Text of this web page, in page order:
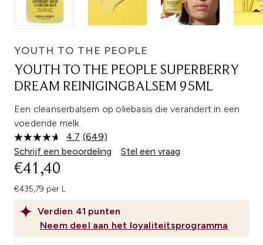
YOUTH TO THE PEOPLE
YOUTH TO THE PEOPLE SUPERBERRY
DREAM REINIGINGBALSEM 95ML
Een cleanserbalsem op oliebasis die verandert in een
voedende melk.
4.7 Lees
649
beoordelingen.
(649)
Schrijf een beoordeling
Stel een vraag
Verdien 41 punten
Neem deel aan het loyaliteitsprogramma
€41,40
€435,79 per L